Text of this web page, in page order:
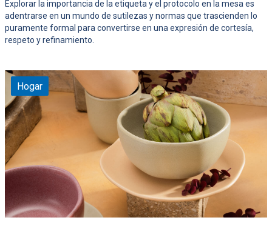
Explorar la importancia de la etiqueta y el protocolo en la mesa es
adentrarse en un mundo de sutilezas y normas que trascienden lo
puramente formal para convertirse en una expresión de cortesía,
respeto y refinamiento.
Hogar